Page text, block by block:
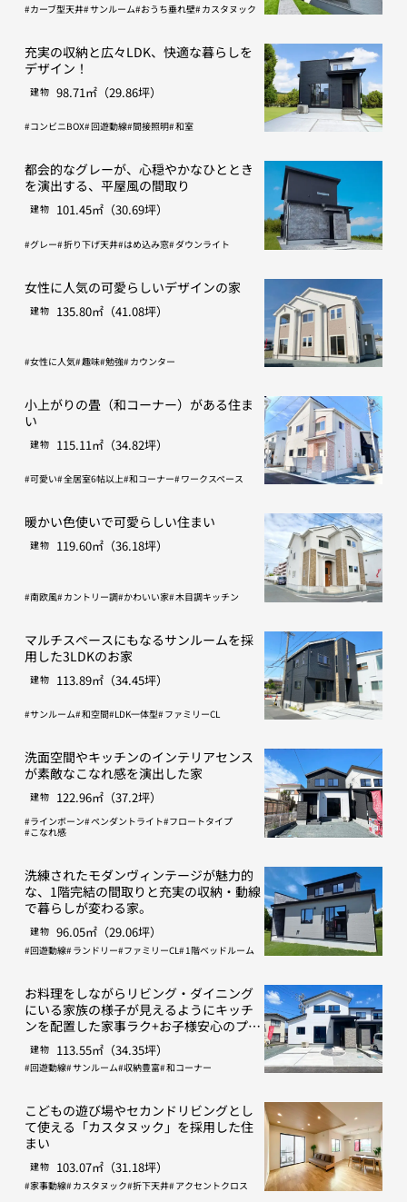
カーブ型天井 サンルーム おうち垂れ壁 カスタヌック
充実の収納と広々LDK、快適な暮らしを
デザイン！
建物 98.71㎡（29.86坪）
コンビニBOX 回遊動線 間接照明 和室
都会的なグレーが、心穏やかなひととき
を演出する、平屋風の間取り
建物 101.45㎡（30.69坪）
グレー 折り下げ天井 はめ込み窓 ダウンライト
女性に人気の可愛らしいデザインの家
建物 135.80㎡（41.08坪）
女性に人気 趣味 勉強 カウンター
小上がりの畳（和コーナー）がある住ま
い
建物 115.11㎡（34.82坪）
可愛い 全居室6帖以上 和コーナー ワークスペース
暖かい色使いで可愛らしい住まい
建物 119.60㎡（36.18坪）
南欧風 カントリー調 かわいい家 木目調キッチン
マルチスペースにもなるサンルームを採
用した3LDKのお家
建物 113.89㎡（34.45坪）
サンルーム 和空間 LDK一体型 ファミリーCL
洗面空間やキッチンのインテリアセンス
が素敵なこなれ感を演出した家
建物 122.96㎡（37.2坪）
ラインボーン ペンダントライト フロートタイプ
こなれ感
洗練されたモダンヴィンテージが魅力的
な、1階完結の間取りと充実の収納・動線
で暮らしが変わる家。
建物 96.05㎡（29.06坪）
回遊動線 ランドリー ファミリーCL 1階ベッドルーム
お料理をしながらリビング・ダイニング
にいる家族の様子が見えるようにキッチ
ンを配置した家事ラク+お子様安心のプラ
ン
建物 113.55㎡（34.35坪）
回遊動線 サンルーム 収納豊富 和コーナー
こどもの遊び場やセカンドリビングとし
て使える「カスタヌック」を採用した住
まい
建物 103.07㎡（31.18坪）
家事動線 カスタヌック 折下天井 アクセントクロス